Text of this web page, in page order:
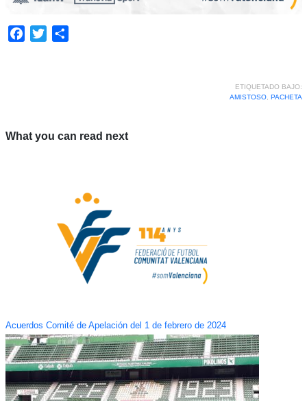
Facebook
Twitter
ETIQUETADO BAJO:
AMISTOSO, PACHETA
What you can read next
Acuerdos Comité de Apelación del 1 de febrero de 2024